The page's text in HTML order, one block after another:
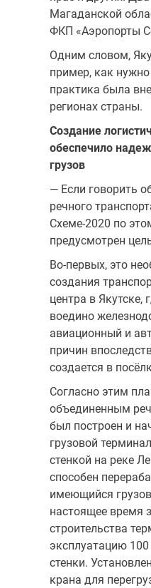
Магаданской
ФКП «Аэропорты
Одним словом,
пример, как нужно
практика была
регионах страны.
Создание
обеспечило
грузов
— Если говорить
речного
Схеме-2020 по
предусмотрен
Во-первых, это
создания
центра в Якутске,
воедино
авиационный и
причин
создается в
Согласно этим
объединенным
был построен и
грузовой
стенкой на реке
способен
имеющийся
настоящее время
строительства
эксплуатацию
стенки.
крана для